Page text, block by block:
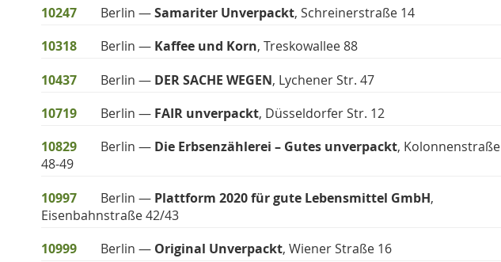
10247 Berlin —Samariter Unverpackt, Schreinerstraße 14
10318
Berlin — Kaffee und Korn, Treskowallee 88
10437
Berlin — DER SACHE WEGEN, Lychener Str. 47
10719
Berlin — FAIR unverpackt, Düsseldorfer Str. 12
10829
Berlin — Die Erbsenzählerei – Gutes unverpackt, Kolonnenstraße
48-49
10997
Berlin — Plattform 2020 für gute Lebensmittel GmbH,
Eisenbahnstraße 42/43
10999
Berlin — Original Unverpackt, Wiener Straße 16